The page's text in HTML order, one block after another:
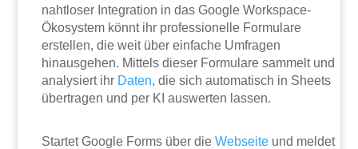
nahtloser Integration in das Google Workspace-
Ökosystem könnt ihr professionelle Formulare
erstellen, die weit über einfache Umfragen
hinausgehen. Mittels dieser Formulare sammelt und
analysiert ihr Daten, die sich automatisch in Sheets
übertragen und per KI auswerten lassen.
Startet Google Forms über dieWebseite und meldet